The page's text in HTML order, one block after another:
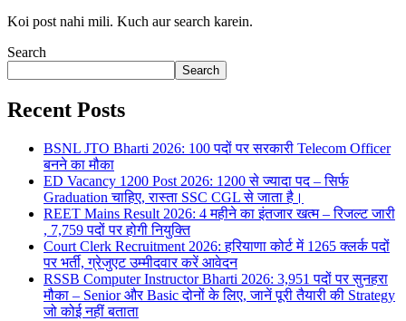
Koi post nahi mili. Kuch aur search karein.
Search
Search
Recent Posts
BSNL JTO Bharti 2026: 100 पदों पर सरकारी Telecom Officer
बनने का मौका
ED Vacancy 1200 Post 2026: 1200 से ज्यादा पद – सिर्फ
Graduation चाहिए, रास्ता SSC CGL से जाता है।
REET Mains Result 2026: 4 महीने का इंतजार खत्म – रिजल्ट जारी
, 7,759 पदों पर होगी नियुक्ति
Court Clerk Recruitment 2026: हरियाणा कोर्ट में 1265 क्लर्क पदों
पर भर्ती, ग्रेजुएट उम्मीदवार करें आवेदन
RSSB Computer Instructor Bharti 2026: 3,951 पदों पर सुनहरा
मौका – Senior और Basic दोनों के लिए, जानें पूरी तैयारी की Strategy
जो कोई नहीं बताता